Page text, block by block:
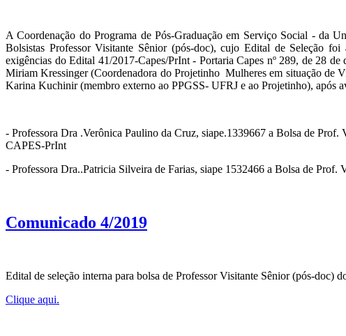
A Coordenação do Programa de Pós-Graduação em Serviço Social - da
Bolsistas Professor Visitante Sênior (pós-doc), cujo Edital de Seleção
exigências do Edital 41/2017-Capes/PrInt - Portaria Capes nº 289, de 28
Miriam Kressinger (Coordenadora do Projetinho Mulheres em situação de
Karina Kuchinir (membro externo ao PPGSS- UFRJ e ao Projetinho), após
- Professora Dra .Verônica Paulino da Cruz, siape.1339667 a Bolsa de
CAPES-PrInt
- Professora Dra..Patricia Silveira de Farias, siape 1532466 a Bolsa de
Comunicado 4/2019
Edital de seleção interna para bolsa de Professor Visitante Sênior (pós-doc)
Clique aqui.